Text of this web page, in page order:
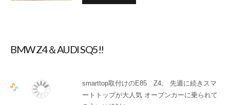
BMW Z4＆AUDI SQ5!!
smarttop取付けのE85 Z4。 先週に続きスマ
ートトップが大人気 オープンカーに乗られて